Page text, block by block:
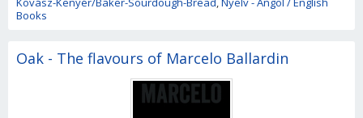
Books
Oak - The flavours of Marcelo Ballardin